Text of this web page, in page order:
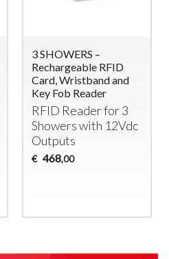
3 SHOWERS –
Rechargeable RFID
Card, Wristband and
Key Fob Reader
RFID Reader for 3
Showers with 12Vdc
Outputs
€ 468,00